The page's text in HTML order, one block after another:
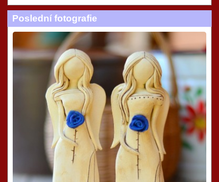
Poslední fotografie